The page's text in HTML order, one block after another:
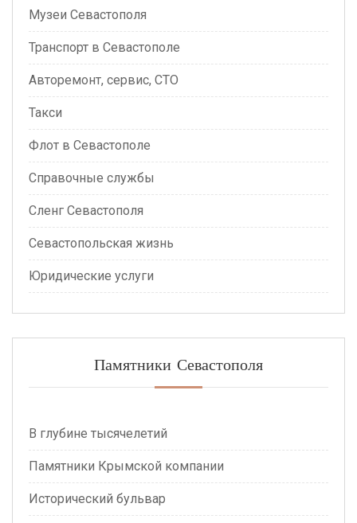
Музеи Севастополя
Транспорт в Севастополе
Авторемонт, сервис, СТО
Такси
Флот в Севастополе
Справочные службы
Сленг Севастополя
Севастопольская жизнь
Юридические услуги
Памятники Севастополя
В глубине тысячелетий
Памятники Крымской компании
Исторический бульвар